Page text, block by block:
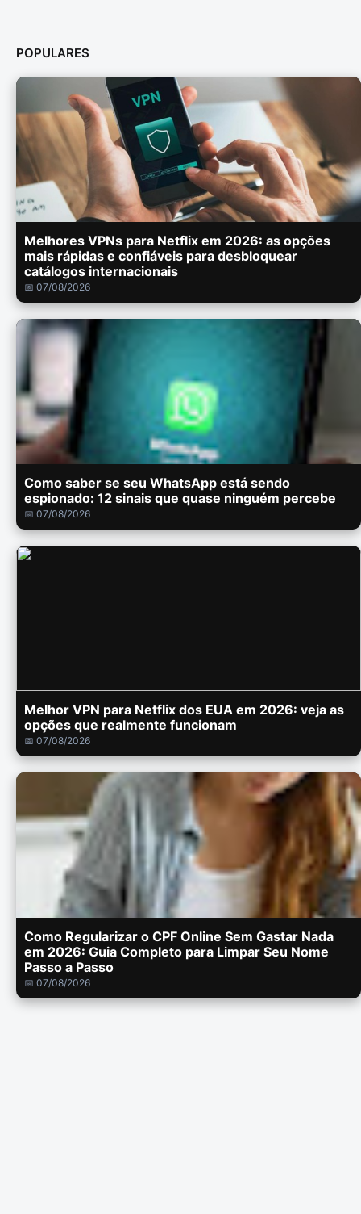
POPULARES
Melhores VPNs para Netflix em 2026: as opções
mais rápidas e confiáveis para desbloquear
catálogos internacionais
📅 07/08/2026
Como saber se seu WhatsApp está sendo
espionado: 12 sinais que quase ninguém percebe
📅 07/08/2026
Melhor VPN para Netflix dos EUA em 2026: veja as
opções que realmente funcionam
📅 07/08/2026
Como Regularizar o CPF Online Sem Gastar Nada
em 2026: Guia Completo para Limpar Seu Nome
Passo a Passo
📅 07/08/2026